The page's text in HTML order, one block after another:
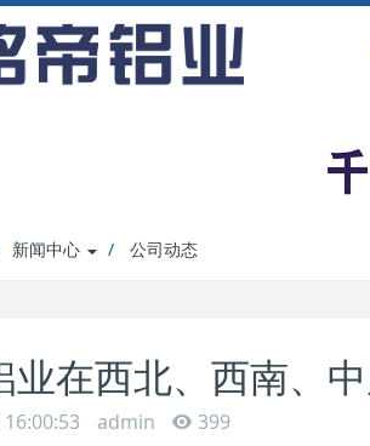
新闻中心 公司动态
业在西北、西南、
admin 399